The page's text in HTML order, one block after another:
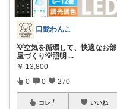
口髭わんこ
💡空気を循環して、快適なお部
屋づくり💡照明 ...
￥ 13,800
0 0 270
コレ いいね